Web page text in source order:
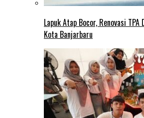
Lapuk Atap Bocor, Renovasi
Kota Banjarbaru